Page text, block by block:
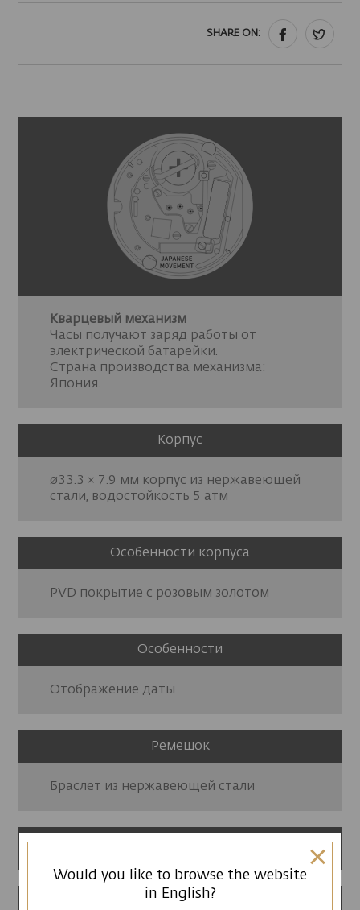
SHARE ON:
Кварцевый механизм
Часы получают заряд работы от
электрической батарейки.
Страна производства механизма:
Япония.
Корпус
ø33.3 × 7.9 мм корпус из нержавеющей
стали, водостойкость 5 атм
Особенности корпуса
PVD покрытие с розовым золотом
Особенности
Отображение даты
Ремешок
Браслет из нержавеющей стали
Would you like to browse the website
in English?